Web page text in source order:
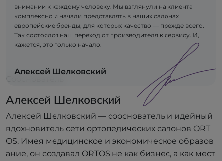
внимании к каждому человеку. Мы взглянули на клиента
комплексно и начали представлять в наших салонах
европейские бренды, для которых качество — прежде всего.
Так состоялся наш переход от производителя к сервису. И,
кажется, это только начало.
Алексей Шелковский
Алексей Шелковский
Алексей Шелковский — сооснователь и идейный
вдохновитель сети ортопедических салонов ORT
OS. Имея медицинское и экономическое образов
ание, он создавал ORTOS не как бизнес, а как мест